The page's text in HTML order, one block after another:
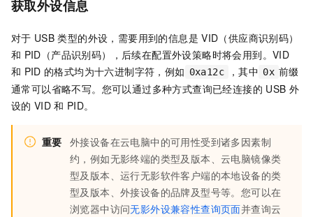
获取外设信息
对于 USB 类型的外设，需要用到的信息是 VID（供应商识别码）
和 PID（产品识别码），后续在配置外设策略时将会用到。VID
和 PID 的格式均为十六进制字符，例如 0xa12c ，其中 0x 前缀
通常可以省略不写。您可以通过多种方式查询已经连接的 USB 外
设的 VID 和 PID。
重要 外接设备在云电脑中的可用性受到诸多因素制
约，例如无影终端的类型及版本、云电脑镜像类
型及版本、运行无影软件客户端的本地设备的类
型及版本、外接设备的品牌及型号等。您可以在
浏览器中访问无影外设兼容性查询页面并查询云